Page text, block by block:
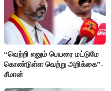
“வெற்றி எனும் பெயரை மட்டுமே
கொண்டுள்ள வெற்று அறிக்கை”-
சீமான்